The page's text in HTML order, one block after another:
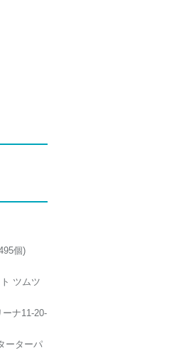
個)
ツムツ
ナ11-20-
ーターパ